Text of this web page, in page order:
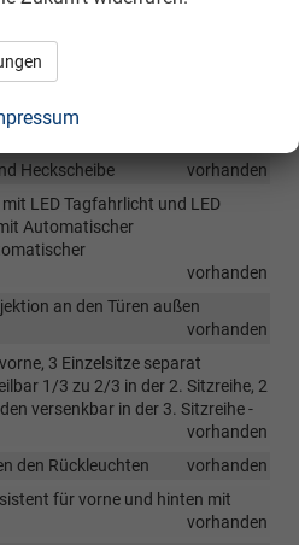
Heckscheibe
vorhanden
LED Tagfahrlicht und LED
Automatischer
vorhanden
an den Türen außen
vorhanden
3 Einzelsitze separat
1/3 zu 2/3 in der 2. Sitzreihe, 2
versenkbar in der 3. Sitzreihe -
vorhanden
den Rückleuchten
vorhanden
für vorne und hinten mit
vorhanden